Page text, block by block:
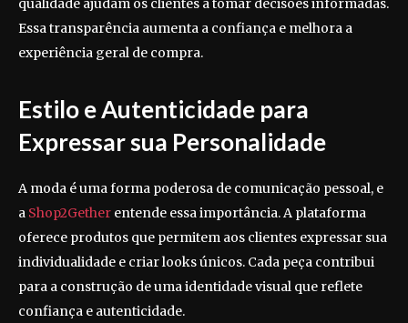
qualidade ajudam os clientes a tomar decisões informadas.
Essa transparência aumenta a confiança e melhora a
experiência geral de compra.
Estilo e Autenticidade para
Expressar sua Personalidade
A moda é uma forma poderosa de comunicação pessoal, e
a Shop2Gether entende essa importância. A plataforma
oferece produtos que permitem aos clientes expressar sua
individualidade e criar looks únicos. Cada peça contribui
para a construção de uma identidade visual que reflete
confiança e autenticidade.